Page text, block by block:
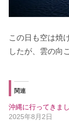
この日も空は焼
したが、雲の向
関連
沖縄に行ってきま
2025年8月2日